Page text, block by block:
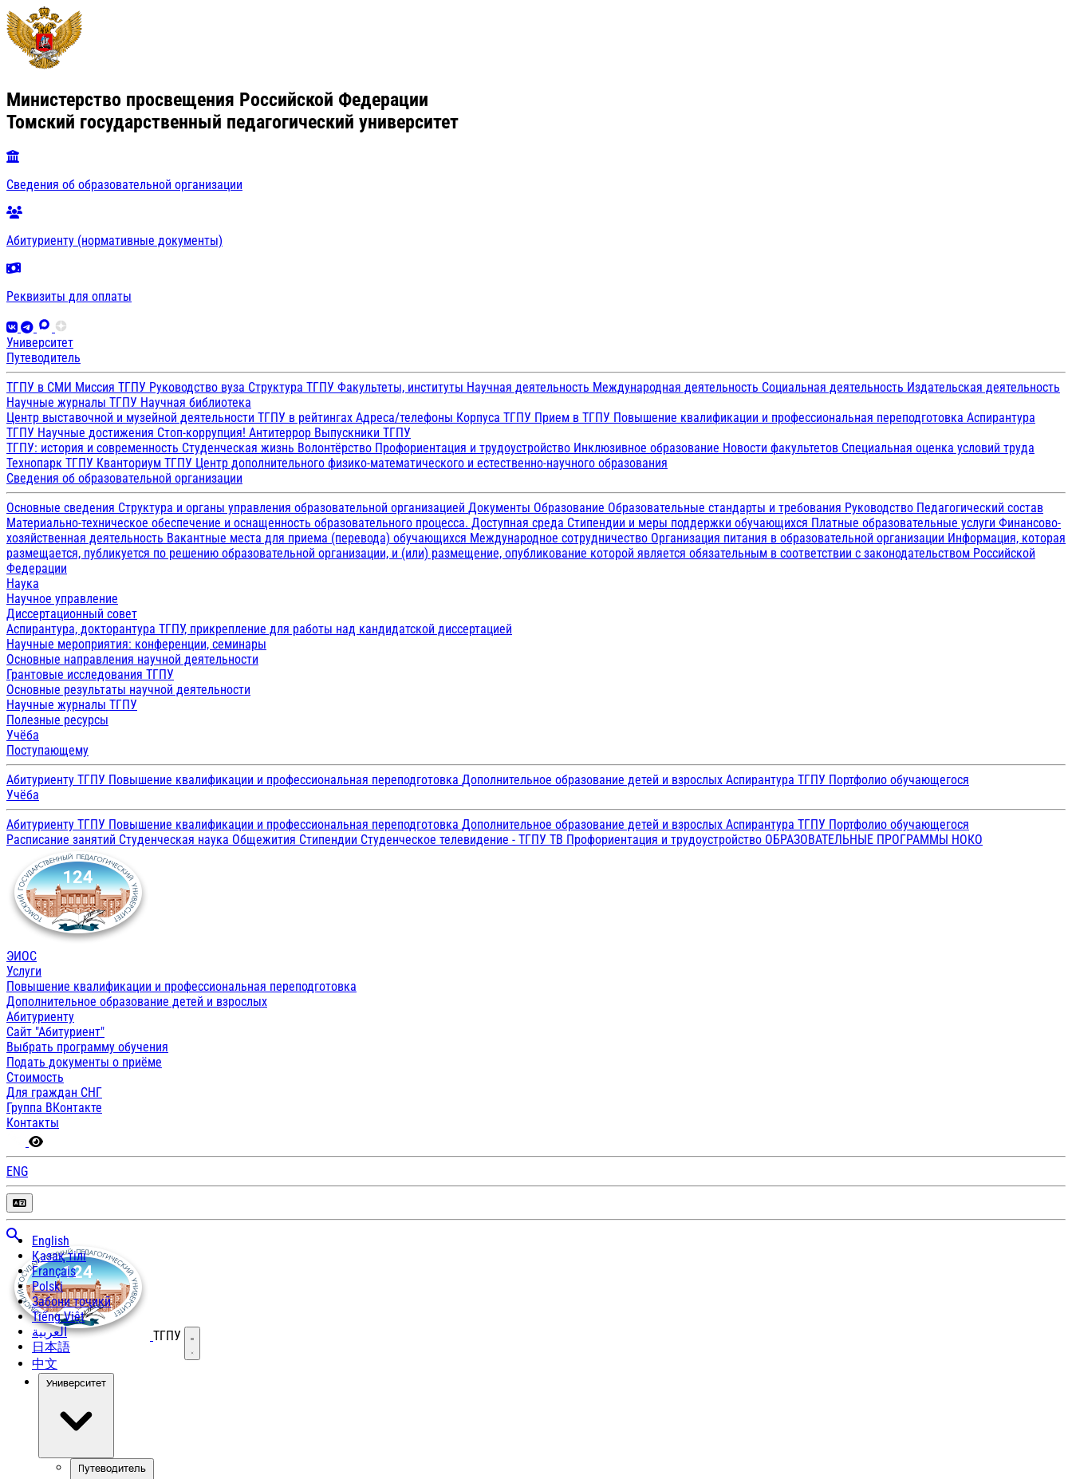
Министерство просвещения Российской Федерации
Томский государственный педагогический университет
Сведения об образовательной организации
Абитуриенту (нормативные документы)
Реквизиты для оплаты
Университет
Путеводитель
ТГПУ в СМИ Миссия ТГПУ Руководство вуза Структура ТГПУ Факультеты, институты Научная деятельность Международная деятельность Социальная деятельность Издательская деятельность
Научные журналы ТГПУ Научная библиотека
Центр выставочной и музейной деятельности ТГПУ в рейтингах Адреса/телефоны Корпуса ТГПУ Прием в ТГПУ Повышение квалификации и профессиональная переподготовка Аспирантура
ТГПУ Научные достижения Стоп-коррупция! Антитеррор Выпускники ТГПУ
ТГПУ: история и современность Студенческая жизнь Волонтёрство Профориентация и трудоустройство Инклюзивное образование Новости факультетов Специальная оценка условий труда
Технопарк ТГПУ Кванториум ТГПУ Центр дополнительного физико-математического и естественно-научного образования
Сведения об образовательной организации
Основные сведения Структура и органы управления образовательной организацией Документы Образование Образовательные стандарты и требования Руководство Педагогический состав
Материально-техническое обеспечение и оснащенность образовательного процесса. Доступная среда Стипендии и меры поддержки обучающихся Платные образовательные услуги Финансово-
хозяйственная деятельность Вакантные места для приема (перевода) обучающихся Международное сотрудничество Организация питания в образовательной организации Информация, которая
размещается, публикуется по решению образовательной организации, и (или) размещение, опубликование которой является обязательным в соответствии с законодательством Российской
Федерации
Наука
Научное управление
Диссертационный совет
Аспирантура, докторантура ТГПУ, прикрепление для работы над кандидатской диссертацией
Научные мероприятия: конференции, семинары
Основные направления научной деятельности
Грантовые исследования ТГПУ
Основные результаты научной деятельности
Научные журналы ТГПУ
Полезные ресурсы
Учёба
Поступающему
Абитуриенту ТГПУ Повышение квалификации и профессиональная переподготовка Дополнительное образование детей и взрослых Аспирантура ТГПУ Портфолио обучающегося
Учёба
Абитуриенту ТГПУ Повышение квалификации и профессиональная переподготовка Дополнительное образование детей и взрослых Аспирантура ТГПУ Портфолио обучающегося
Расписание занятий Студенческая наука Общежития Стипендии Студенческое телевидение - ТГПУ ТВ Профориентация и трудоустройство ОБРАЗОВАТЕЛЬНЫЕ ПРОГРАММЫ НОКО
ЭИОС
Услуги
Повышение квалификации и профессиональная переподготовка
Дополнительное образование детей и взрослых
Абитуриенту
Сайт "Абитуриент"
Выбрать программу обучения
Подать документы о приёме
Стоимость
Для граждан СНГ
Группа ВКонтакте
Контакты
ENG
English
Қазақ тілі
Français
Polski
Забони тоҷикӣ
Tiếng Việt
العربية
日本語
中文
ТГПУ Открыть меню
Университет
Путеводитель